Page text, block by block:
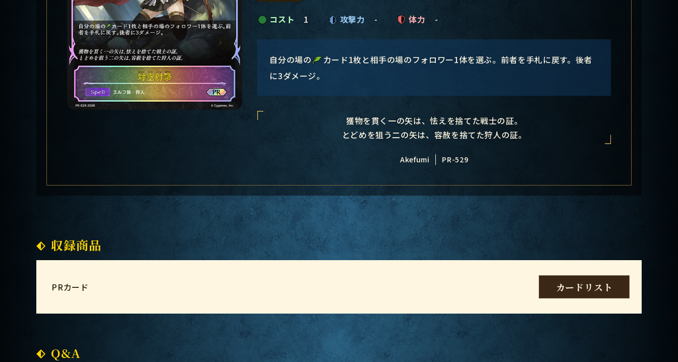
コスト 1 攻撃力 - 体力 -
自分の場の
カード1枚と相手の場のフォロワー1体を選ぶ。前者を手札に戻す。後者
に3ダメージ。
獲物を貫く一の矢は、怯えを捨てた戦士の証。
とどめを狙う二の矢は、容赦を捨てた狩人の証。
Akefumi PR-529
収録商品
PRカード カードリスト
Q&A